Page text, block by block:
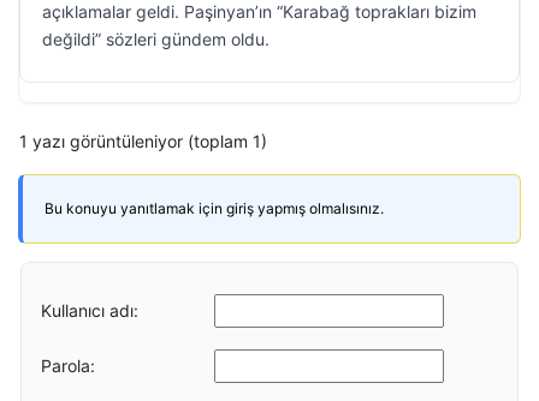
açıklamalar geldi. Paşinyan’ın “Karabağ toprakları bizim
değildi” sözleri gündem oldu.
1 yazı görüntüleniyor (toplam 1)
Bu konuyu yanıtlamak için giriş yapmış olmalısınız.
Kullanıcı adı:
Parola: